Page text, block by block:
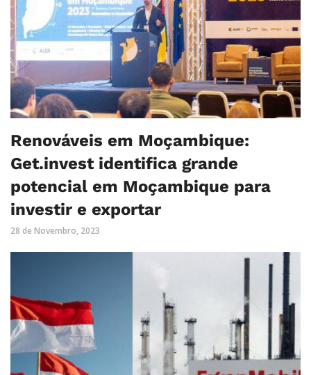
Renováveis em Moçambique:
Get.invest identifica grande
potencial em Moçambique para
investir e exportar
28 de Novembro, 2023